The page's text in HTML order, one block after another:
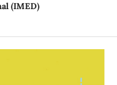
(IMED)